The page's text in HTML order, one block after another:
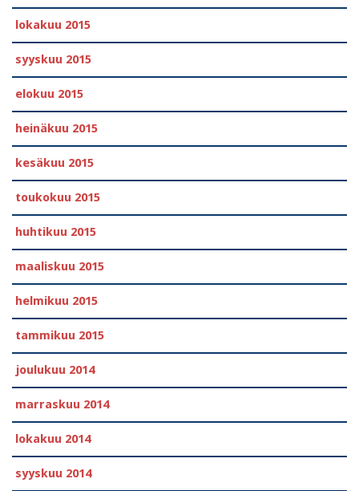
lokakuu 2015
syyskuu 2015
elokuu 2015
heinäkuu 2015
kesäkuu 2015
toukokuu 2015
huhtikuu 2015
maaliskuu 2015
helmikuu 2015
tammikuu 2015
joulukuu 2014
marraskuu 2014
lokakuu 2014
syyskuu 2014